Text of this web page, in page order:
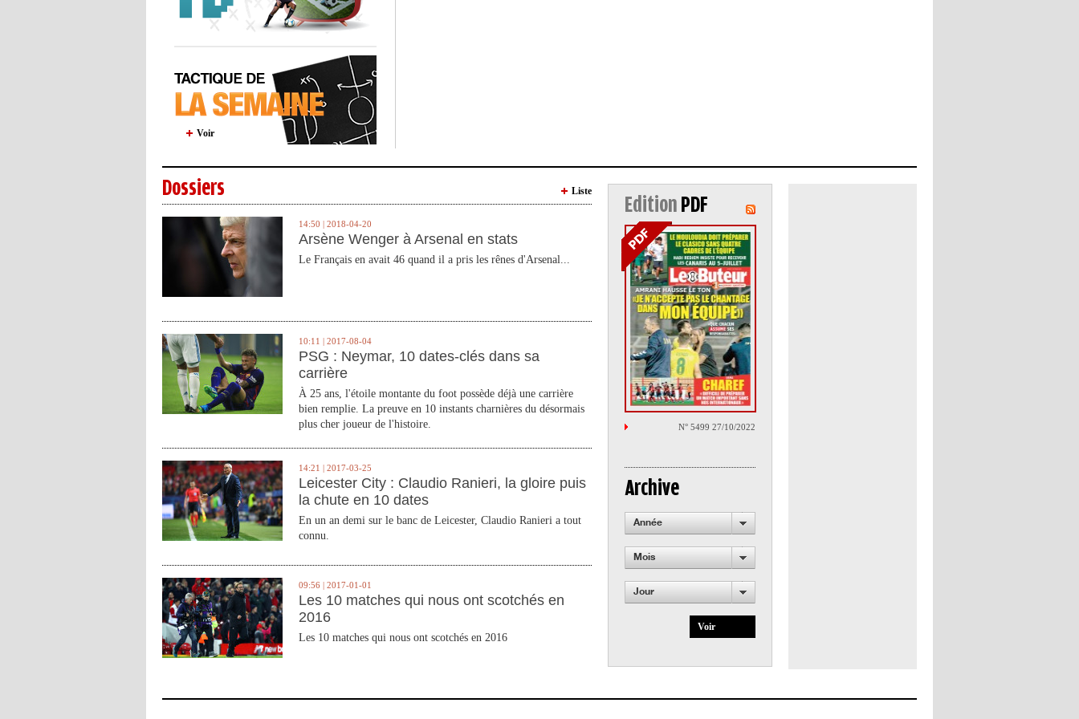
Voir
Dossiers Liste
14:50 | 2018-04-20
Arsène Wenger à Arsenal en stats
Le Français en avait 46 quand il a pris les rênes d'Arsenal...
10:11 | 2017-08-04
PSG : Neymar, 10 dates-clés dans sa
carrière
À 25 ans, l'étoile montante du foot possède déjà une carrière
bien remplie. La preuve en 10 instants charnières du désormais
plus cher joueur de l'histoire.
14:21 | 2017-03-25
Leicester City : Claudio Ranieri, la gloire puis
la chute en 10 dates
En un an demi sur le banc de Leicester, Claudio Ranieri a tout
connu.
09:56 | 2017-01-01
Les 10 matches qui nous ont scotchés en
2016
Les 10 matches qui nous ont scotchés en 2016
Edition PDF
N° 5499 27/10/2022
Archive
Année
Mois
Jour
Voir